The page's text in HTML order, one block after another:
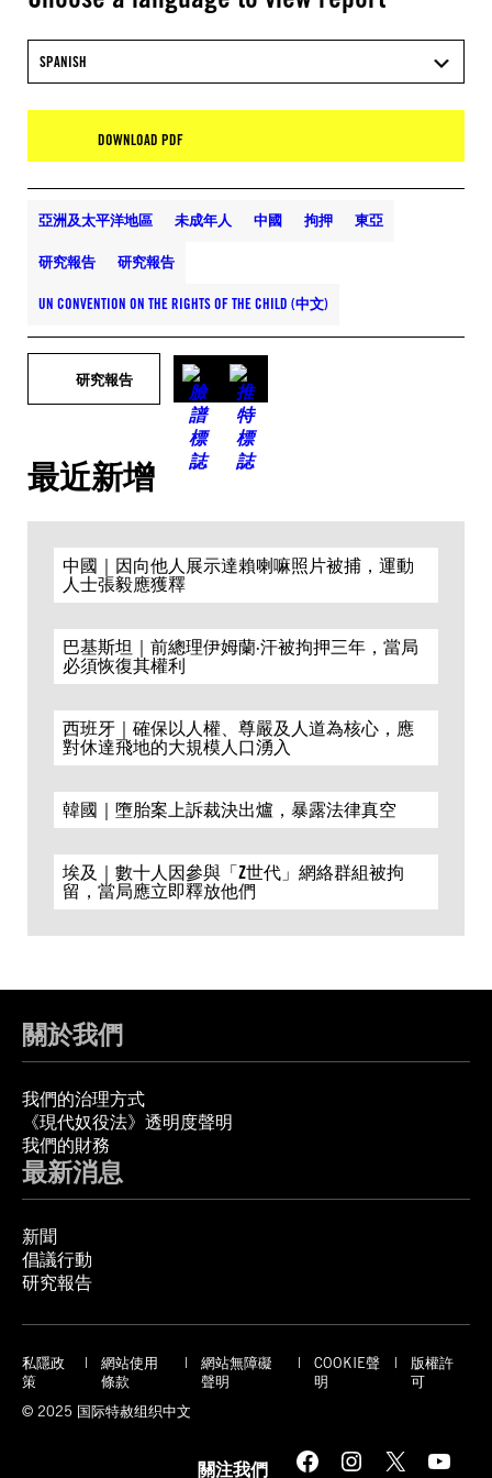
SPANISH
DOWNLOAD PDF
亞洲及太平洋地區 未成年人 中國 拘押 東亞
研究報告 研究報告
UN CONVENTION ON THE RIGHTS OF THE CHILD (中文)
研究報告
最近新增
中國｜因向他人展示達賴喇嘛照片被捕，運動
人士張毅應獲釋
巴基斯坦｜前總理伊姆蘭·汗被拘押三年，當局
必須恢復其權利
西班牙｜確保以人權、尊嚴及人道為核心，應
對休達飛地的大規模人口湧入
韓國｜墮胎案上訴裁決出爐，暴露法律真空
埃及｜數十人因參與「Z世代」網絡群組被拘
留，當局應立即釋放他們
關於我們
我們的治理方式
《現代奴役法》透明度聲明
我們的財務
最新消息
新聞
倡議行動
研究報告
私隱政
策
網站使用
條款
網站無障礙
聲明
COOKIE聲
明
版權許
可
© 2025 国际特赦组织中文
關注我們 Facebook Instagram X YouTube